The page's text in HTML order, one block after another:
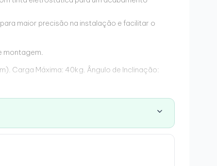
maior precisão na instalação e facilitar o
montagem.
Carga Máxima: 40kg. Ângulo de Inclinação: